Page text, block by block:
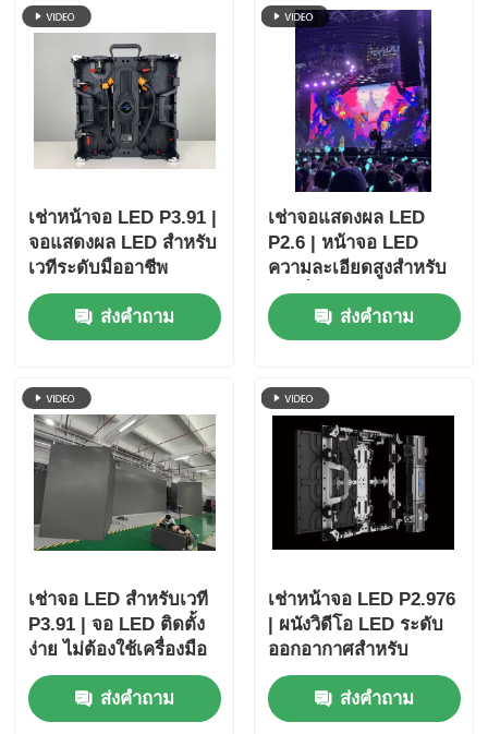
เช่าหน้าจอ LED P3.91 |
จอแสดงผล LED สำหรับ
เวทีระดับมืออาชีพ
สำหรับโบสถ์และงาน
อีเวนต์
ส่งคำถาม
เช่าจอแสดงผล LED
P2.6 | หน้าจอ LED
ความละเอียดสูงสำหรับ
งานที่ต้องการการรับชม
ระยะใกล้ ส่งคำถาม
เช่าจอ LED สำหรับเวที
P3.91 | จอ LED ติดตั้ง
ง่าย ไม่ต้องใช้เครื่องมือ
พร้อมระบบสำรอง
ส่งคำถาม
เช่าหน้าจอ LED P2.976
| ผนังวิดีโอ LED ระดับ
ออกอากาศสำหรับ
เทศกาล
ส่งคำถาม